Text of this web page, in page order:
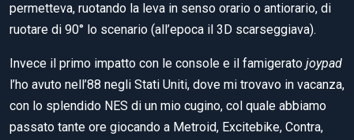
permetteva, ruotando la leva in senso orario o antiorario, di
ruotare di 90° lo scenario (all’epoca il 3D scarseggiava).
Invece il primo impatto con le console e il famigerato joypad
l’ho avuto nell’88 negli Stati Uniti, dove mi trovavo in vacanza,
con lo splendido NES di un mio cugino, col quale abbiamo
passato tante ore giocando a Metroid, Excitebike, Contra,